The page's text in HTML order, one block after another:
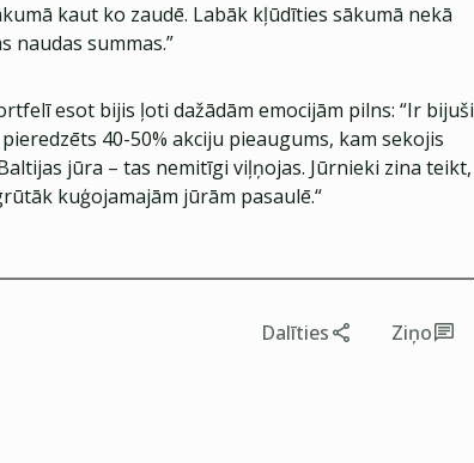
kaut ko zaudē. Labāk kļūdīties sākumā nekā
naudas summas.”
esot bijis ļoti dažādām emocijām pilns: “Ir bijuši
40-50% akciju pieaugums, kam sekojis
jūra – tas nemitīgi viļņojas. Jūrnieki zina teikt,
kuģojamajām jūrām pasaulē.“
Dalīties Ziņo